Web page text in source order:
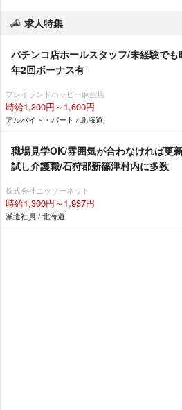
求人特集
パチンコ店ホールスタッフ/未経験でも
年2回ボーナス有
プレイランドハッピー麻生店
時給1,300円～1,600円
アルバイト・パート / 北海道
職場見学OK/雰囲気が合わなければ更
試し介護職/石狩郡新篠津村内に多数
株式会社ニッソーネット
時給1,300円～1,937円
派遣社員 / 北海道